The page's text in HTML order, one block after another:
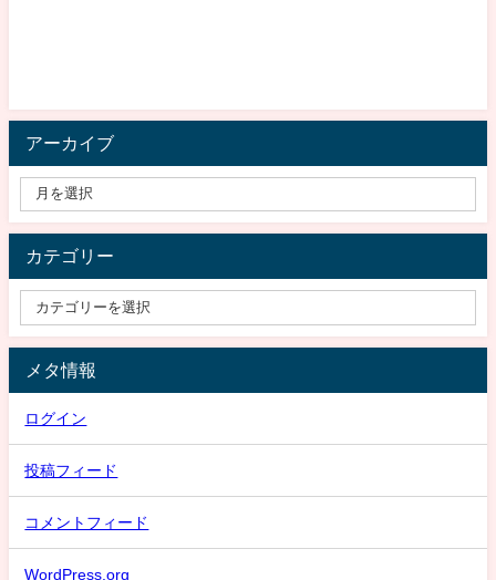
アーカイブ
カテゴリー
メタ情報
ログイン
投稿フィード
コメントフィード
WordPress.org